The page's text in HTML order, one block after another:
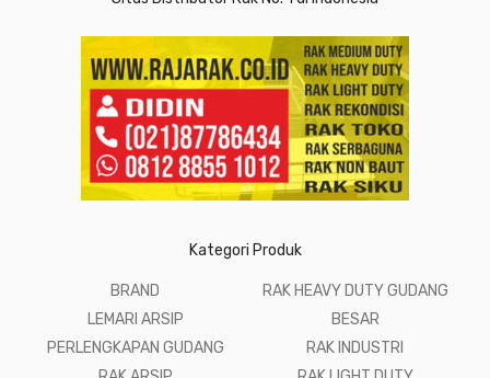
Kategori Produk
BRAND
LEMARI ARSIP
PERLENGKAPAN GUDANG
RAK HEAVY DUTY GUDANG
BESAR
RAK INDUSTRI